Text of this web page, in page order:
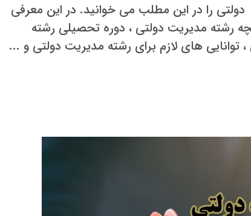
را در این مطلب می خوانید. در این معرفی
رشته مدیریت دولتی ، دوره تحصیلی رشته
توانایی های لازم برای رشته مدیریت دولتی و ...